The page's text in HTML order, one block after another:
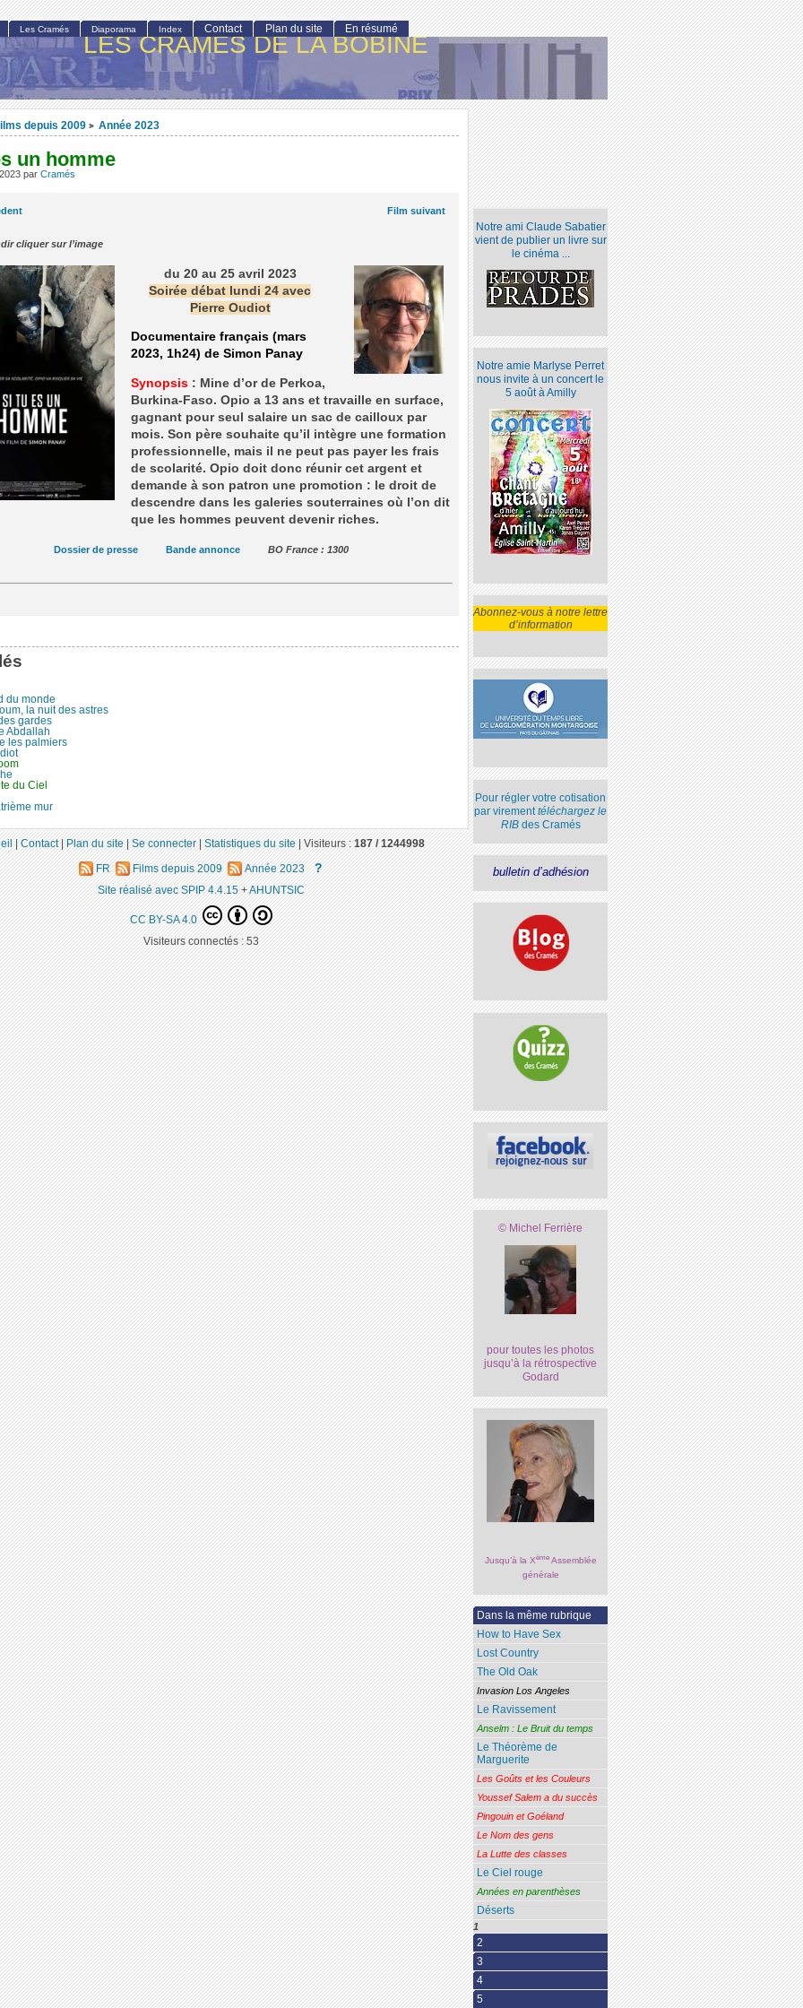
LES CRAMÉS DE LA BOBINE
depuis 2009 > Année 2023
un homme
par Cramés
Film suivant
cliquer sur l’image
du 20 au 25 avril 2023
Soirée débat lundi 24 avec
Pierre Oudiot
Documentaire français (mars
2023, 1h24) de Simon Panay
Synopsis: Mine d’or de Perkoa,
Burkina-Faso. Opio a 13 ans et travaille en surface,
gagnant pour seul salaire un sac de cailloux par
mois. Son père souhaite qu’il intègre une formation
professionnelle, mais il ne peut pas payer les frais
de scolarité. Opio doit donc réunir cet argent et
demande à son patron une promotion : le droit de
descendre dans les galeries souterraines où l’on dit
que les hommes peuvent devenir riches.
Dossier de presse Bande annonce BO France : 1300
du monde
la nuit des astres
gardes
Abdallah
les palmiers
du Ciel
mur
Notre ami Claude Sabatier
vient de publier un livre sur
le cinéma ...
Notre amie Marlyse Perret
nous invite à un concert le
5 août à Amilly
Abonnez-vous à notre lettre
d’information
Pour régler votre cotisation
par virementtéléchargez le
RIBdes Cramés
bulletin d’adhésion
© Michel Ferrière
pour toutes les photos
jusqu’à la rétrospective
Godard
Jusqu’à la XèmeAssemblée
générale
Dans la même rubrique
How to Have Sex
Lost Country
The Old Oak
Invasion Los Angeles
Le Ravissement
Anselm : Le Bruit du temps
Le Théorème de
Marguerite
Les Goûts et les Couleurs
Youssef Salem a du succès
Pingouin et Goéland
Le Nom des gens
La Lutte des classes
Le Ciel rouge
Années en parenthèses
Déserts
1
2
3
4
5
Les Cramés Diaporama Index Contact Plan du site En résumé
|Contact|Plan du site|Se connecter|Statistiques du site|Visiteurs :187 / 1244998
FR Films depuis 2009 Année 2023 ?
Site réalisé avec SPIP 4.4.15+AHUNTSIC
CC BY-SA 4.0
Visiteurs connectés :53